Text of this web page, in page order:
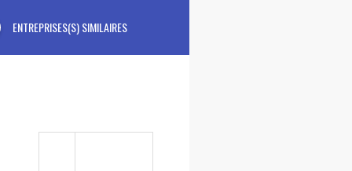
ENTREPRISES(S) SIMILAIRES